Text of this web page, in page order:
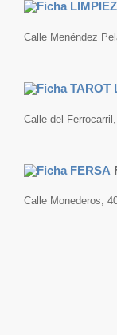
Calle Menéndez
Calle del
Calle Monederos,